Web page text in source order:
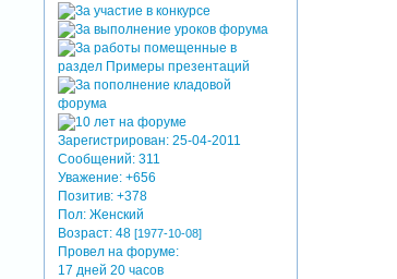
Зарегистрирован: 25-04-2011
Сообщений: 311
Уважение: +656
Позитив: +378
Пол: Женский
Возраст: 48[1977-10-08]
Провел на форуме:
17 дней 20 часов